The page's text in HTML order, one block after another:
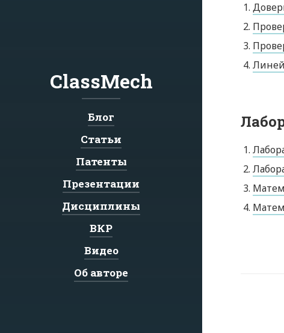
ClassMech
Блог
Статьи
Патенты
Презентации
Дисциплины
ВКР
Видео
Об авторе